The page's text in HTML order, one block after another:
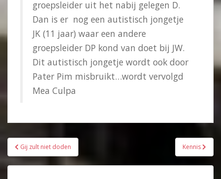
groepsleider uit het nabij gelegen D.
Dan is er nog een autistisch jongetje
JK (11 jaar) waar een andere
groepsleider DP kond van doet bij JW.
Dit autistisch jongetje wordt ook door
Pater Pim misbruikt…wordt vervolgd
Mea Culpa
Bericht
navigatie
Gij zult niet doden Kennis